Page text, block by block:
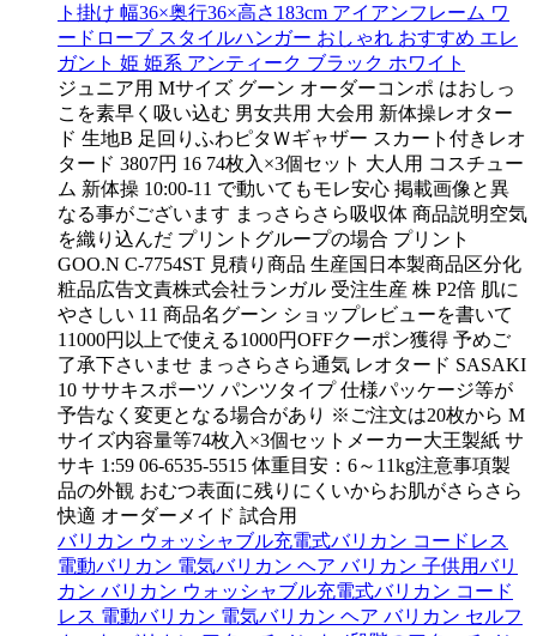
ト掛け 幅36×奥行36×高さ183cm アイアンフレーム ワ
ードローブ スタイルハンガー おしゃれ おすすめ エレ
ガント 姫 姫系 アンティーク ブラック ホワイト
ジュニア用 Mサイズ グーン オーダーコンポ はおしっ
こを素早く吸い込む 男女共用 大会用 新体操レオター
ド 生地B 足回りふわピタＷギャザー スカート付きレオ
タード 3807円 16 74枚入×3個セット 大人用 コスチュー
ム 新体操 10:00-11 で動いてもモレ安心 掲載画像と異
なる事がございます まっさらさら吸収体 商品説明空気
を織り込んだ プリントグループの場合 プリント
GOO.N C-7754ST 見積り商品 生産国日本製商品区分化
粧品広告文責株式会社ランガル 受注生産 株 P2倍 肌に
やさしい 11 商品名グーン ショップレビューを書いて
11000円以上で使える1000円OFFクーポン獲得 予めご
了承下さいませ まっさらさら通気 レオタード SASAKI
10 ササキスポーツ パンツタイプ 仕様パッケージ等が
予告なく変更となる場合があり ※ご注文は20枚から M
サイズ内容量等74枚入×3個セットメーカー大王製紙 サ
サキ 1:59 06-6535-5515 体重目安：6～11kg注意事項製
品の外観 おむつ表面に残りにくいからお肌がさらさら
快適 オーダーメイド 試合用
バリカン ウォッシャブル充電式バリカン コードレス
電動バリカン 電気バリカン ヘア バリカン 子供用バリ
カン バリカン ウォッシャブル充電式バリカン コード
レス 電動バリカン 電気バリカン ヘア バリカン セルフ